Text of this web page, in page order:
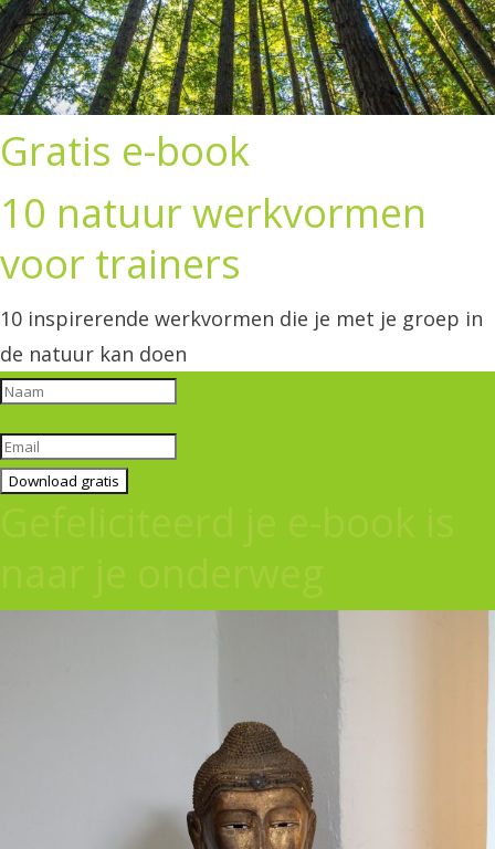
Gratis e-book
10 natuur werkvormen
voor trainers
10 inspirerende werkvormen die je met je groep in
de natuur kan doen
Download gratis